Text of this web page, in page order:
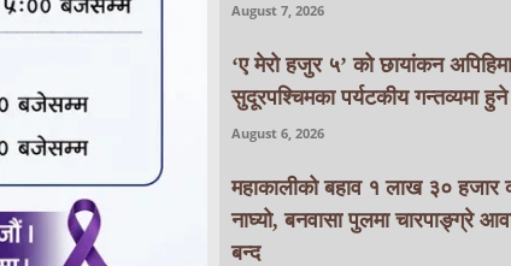
August 7, 2026
‘ए मेरो हजुर ५’ को छायांकन
सुदूरपश्चिमका पर्यटकीय गन्तव्यमा हुने
August 6, 2026
महाकालीको बहाव १ लाख ३०
नाघ्यो, बनवासा पुलमा चारपाङ्ग्रे
बन्द